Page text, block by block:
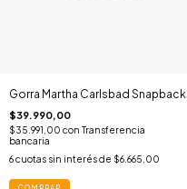
Gorra Martha Carlsbad Snapback
$39.990,00
$35.991,00 con Transferencia
bancaria
6cuotas sin interés de $6.665,00